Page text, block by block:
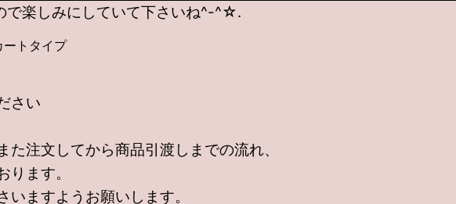
で楽しみにしていて下さいね^-^☆.
ートタイプ
さい
注文してから商品引渡しまでの流れ、
ます。
ますようお願いします。